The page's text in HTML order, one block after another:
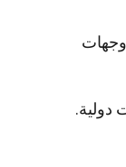
وجهات